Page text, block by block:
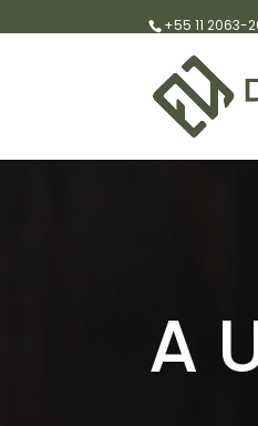
+55 11 2063-
A